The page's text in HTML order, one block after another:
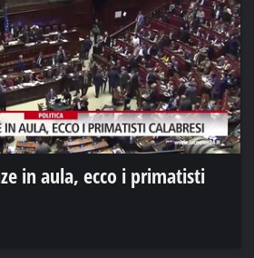
in aula, ecco i primatisti